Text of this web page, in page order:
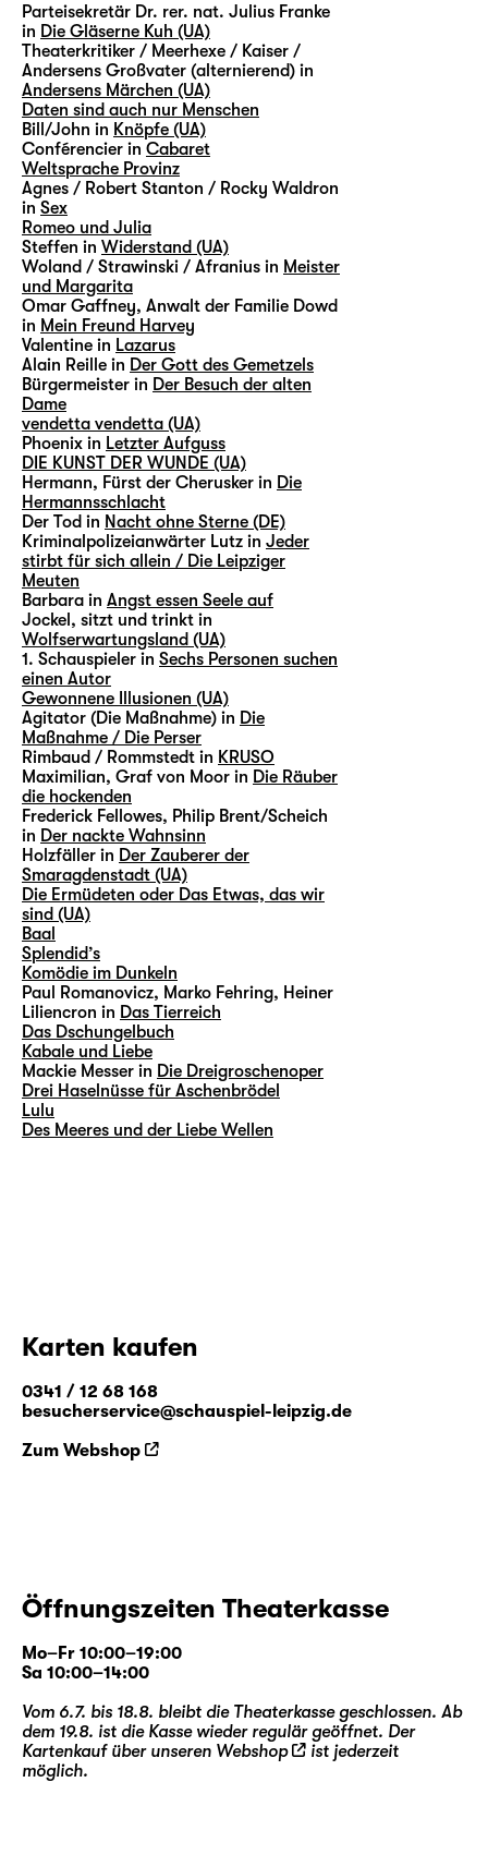
Parteisekretär Dr. rer. nat. Julius Franke
in Die Gläserne Kuh (UA)
Theaterkritiker / Meerhexe / Kaiser /
Andersens Großvater (alternierend) in
Andersens Märchen (UA)
Daten sind auch nur Menschen
Bill/John in Knöpfe (UA)
Conférencier in Cabaret
Weltsprache Provinz
Agnes / Robert Stanton / Rocky Waldron
in Sex
Romeo und Julia
Steffen in Widerstand (UA)
Woland / Strawinski / Afranius in Meister
und Margarita
Omar Gaffney, Anwalt der Familie Dowd
in Mein Freund Harvey
Valentine in Lazarus
Alain Reille in Der Gott des Gemetzels
Bürgermeister in Der Besuch der alten
Dame
vendetta vendetta (UA)
Phoenix in Letzter Aufguss
DIE KUNST DER WUNDE (UA)
Hermann, Fürst der Cherusker in Die
Hermannsschlacht
Der Tod in Nacht ohne Sterne (DE)
Kriminalpolizeianwärter Lutz in Jeder
stirbt für sich allein / Die Leipziger
Meuten
Barbara in Angst essen Seele auf
Jockel, sitzt und trinkt in
Wolfserwartungsland (UA)
1. Schauspieler in Sechs Personen suchen
einen Autor
Gewonnene Illusionen (UA)
Agitator (Die Maßnahme) in Die
Maßnahme / Die Perser
Rimbaud / Rommstedt in KRUSO
Maximilian, Graf von Moor in Die Räuber
die hockenden
Frederick Fellowes, Philip Brent/Scheich
in Der nackte Wahnsinn
Holzfäller in Der Zauberer der
Smaragdenstadt (UA)
Die Ermüdeten oder Das Etwas, das wir
sind (UA)
Baal
Splendid’s
Komödie im Dunkeln
Paul Romanovicz, Marko Fehring, Heiner
Liliencron in Das Tierreich
Das Dschungelbuch
Kabale und Liebe
Mackie Messer in Die Dreigroschenoper
Drei Haselnüsse für Aschenbrödel
Lulu
Des Meeres und der Liebe Wellen
Karten kaufen
0341 / 12 68 168
besucherservice@schauspiel-leipzig.de
Zum Webshop
Öffnungszeiten Theaterkasse
Mo–Fr 10:00–19:00
Sa 10:00–14:00
Vom 6.7. bis 18.8. bleibt die Theaterkasse geschlossen. Ab
dem 19.8. ist die Kasse wieder regulär geöffnet. Der
Kartenkauf über unseren Webshop
ist jederzeit
möglich.